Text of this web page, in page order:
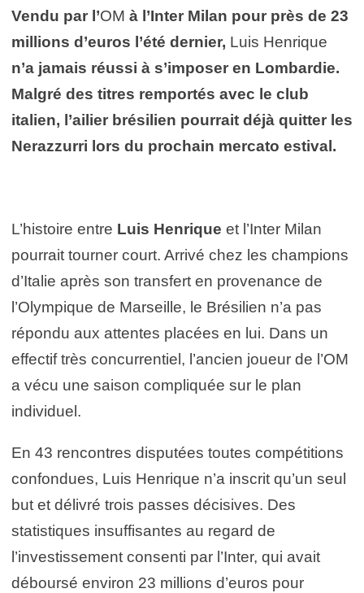
Vendu par l’OM à l’Inter Milan pour près de 23
millions d’euros l’été dernier, Luis Henrique
n’a jamais réussi à s’imposer en Lombardie.
Malgré des titres remportés avec le club
italien, l’ailier brésilien pourrait déjà quitter les
Nerazzurri lors du prochain mercato estival.
L’histoire entre Luis Henrique et l’Inter Milan
pourrait tourner court. Arrivé chez les champions
d’Italie après son transfert en provenance de
l’Olympique de Marseille, le Brésilien n’a pas
répondu aux attentes placées en lui. Dans un
effectif très concurrentiel, l’ancien joueur de l’OM
a vécu une saison compliquée sur le plan
individuel.
En 43 rencontres disputées toutes compétitions
confondues, Luis Henrique n’a inscrit qu’un seul
but et délivré trois passes décisives. Des
statistiques insuffisantes au regard de
l’investissement consenti par l’Inter, qui avait
déboursé environ 23 millions d’euros pour